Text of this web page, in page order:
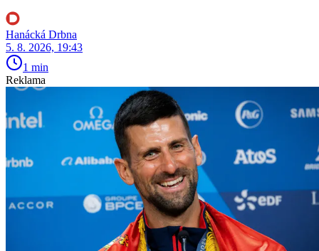
Hanácká Drbna
5. 8. 2026, 19:43
1 min
Reklama